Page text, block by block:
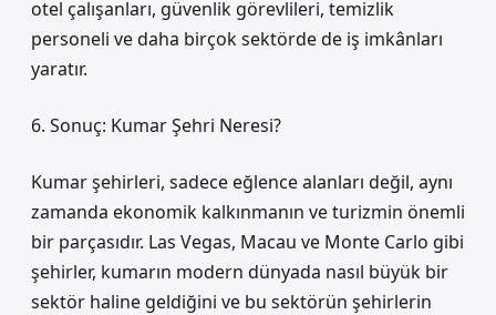
otel çalışanları, güvenlik görevlileri, temizlik
personeli ve daha birçok sektörde de iş imkânları
yaratır.
6. Sonuç: Kumar Şehri Neresi?
Kumar şehirleri, sadece eğlence alanları değil, aynı
zamanda ekonomik kalkınmanın ve turizmin önemli
bir parçasıdır. Las Vegas, Macau ve Monte Carlo gibi
şehirler, kumarın modern dünyada nasıl büyük bir
sektör haline geldiğini ve bu sektörün şehirlerin